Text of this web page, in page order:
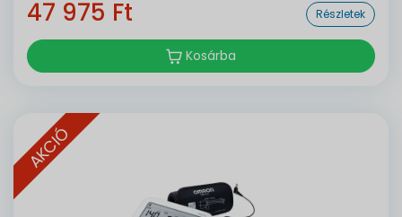
47 975 Ft Részletek
Kosárba
AKCIÓ